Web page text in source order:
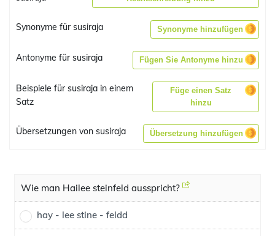
Synonyme für susiraja Synonyme hinzufügen
Antonyme für susiraja Fügen Sie Antonyme hinzu
Beispiele für susiraja in einem
Satz
Füge einen Satz
hinzu
Übersetzungen von susiraja Übersetzung hinzufügen
Wie man Hailee steinfeld ausspricht?
hay - lee stine - feldd